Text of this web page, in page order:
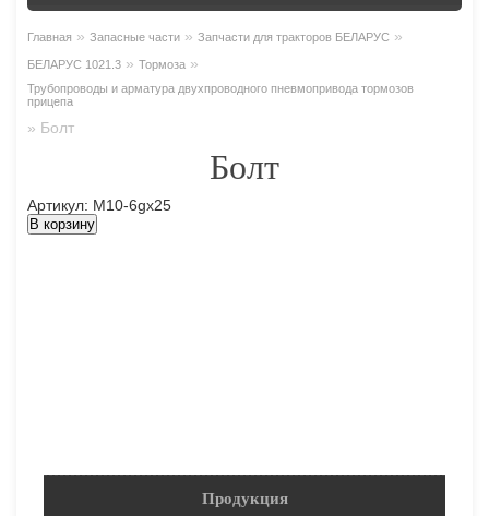
Главная » Запасные части » Запчасти для тракторов БЕЛАРУС »
БЕЛАРУС 1021.3 » Тормоза »
Трубопроводы и арматура двухпроводного пневмопривода тормозов
прицепа
» Болт
Болт
Артикул: М10-6gх25
В корзину
Продукция